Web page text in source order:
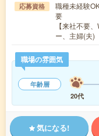
応募資格
職種未経験
要
【来社不要
ー、主婦(夫
職場の雰囲気
年齢層
20代
気になる!